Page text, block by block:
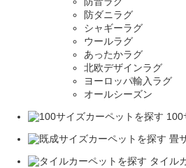
防ダニラグ
シャギーラグ
ウールラグ
あったかラグ
北欧デザインラグ
ヨーロッパ輸入ラグ
オールシーズン
100
畳
タイル